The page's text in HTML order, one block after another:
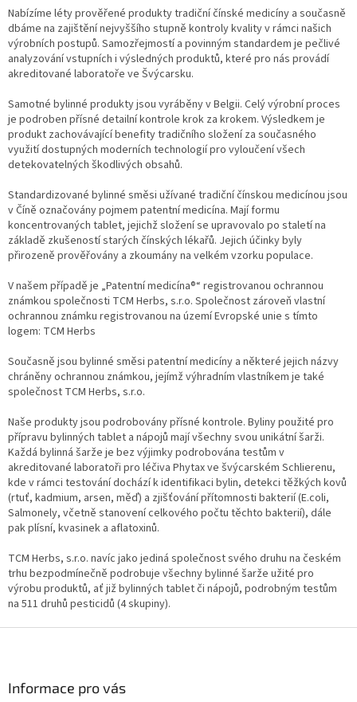
c
í
p
r
v
y
v
ý
p
i
u
Nabízíme léty prověřené produkty tradiční čínské medicíny a současně
dbáme na zajištění nejvyššího stupně kontroly kvality v rámci našich
výrobních postupů. Samozřejmostí a povinným standardem je pečlivé
analyzování vstupních i výsledných produktů, které pro nás provádí
akreditované laboratoře ve Švýcarsku.
Samotné bylinné produkty jsou vyráběny v Belgii. Celý výrobní proces
je podroben přísné detailní kontrole krok za krokem. Výsledkem je
produkt zachovávající benefity tradičního složení za současného
využití dostupných moderních technologií pro vyloučení všech
detekovatelných škodlivých obsahů.
Standardizované bylinné směsi užívané tradiční čínskou medicínou jsou
v Číně označovány pojmem patentní medicína. Mají formu
koncentrovaných tablet, jejichž složení se upravovalo po staletí na
základě zkušeností starých čínských lékařů. Jejich účinky byly
přirozeně prověřovány a zkoumány na velkém vzorku populace.
V našem případě je „Patentní medicína®“ registrovanou ochrannou
známkou společnosti TCM Herbs, s.r.o. Společnost zároveň vlastní
ochrannou známku registrovanou na území Evropské unie s tímto
logem: TCM Herbs
Současně jsou bylinné směsi patentní medicíny a některé jejich názvy
chráněny ochrannou známkou, jejímž výhradním vlastníkem je také
společnost TCM Herbs, s.r.o.
Naše produkty jsou podrobovány přísné kontrole. Byliny použité pro
přípravu bylinných tablet a nápojů mají všechny svou unikátní šarži.
Každá bylinná šarže je bez výjimky podrobována testům v
akreditované laboratoři pro léčiva Phytax ve švýcarském Schlierenu,
kde v rámci testování dochází k identifikaci bylin, detekci těžkých kovů
(rtuť, kadmium, arsen, měď) a zjišťování přítomnosti bakterií (E.coli,
Salmonely, včetně stanovení celkového počtu těchto bakterií), dále
pak plísní, kvasinek a aflatoxinů.
TCM Herbs, s.r.o. navíc jako jediná společnost svého druhu na českém
trhu bezpodmínečně podrobuje všechny bylinné šarže užité pro
výrobu produktů, ať již bylinných tablet či nápojů, podrobným testům
na 511 druhů pesticidů (4 skupiny).
Informace pro vás